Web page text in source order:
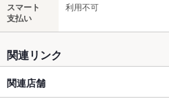
スマート
支払い
利用不可
関連リンク
関連店舗